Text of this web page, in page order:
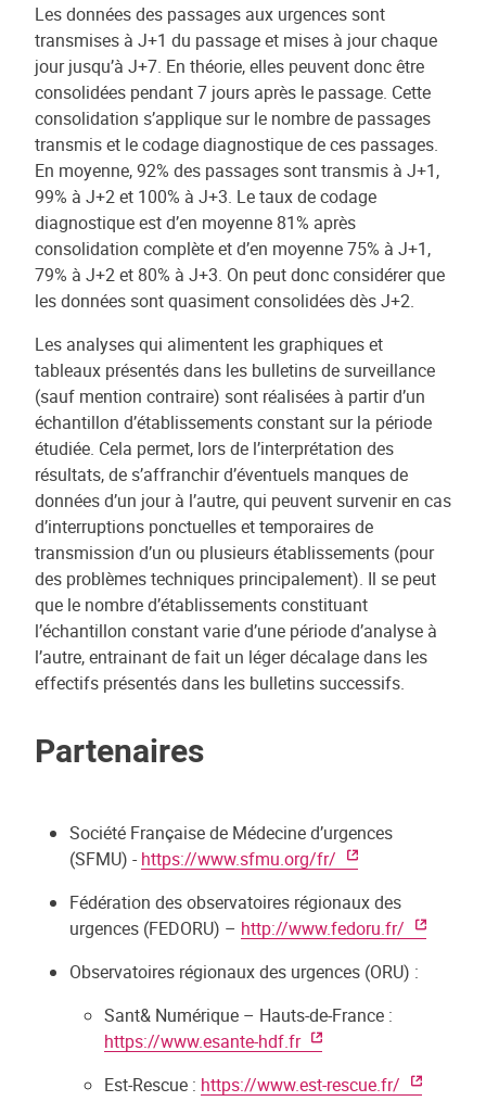
Les données des passages aux urgences sont
transmises à J+1 du passage et mises à jour chaque
jour jusqu’à J+7. En théorie, elles peuvent donc être
consolidées pendant 7 jours après le passage. Cette
consolidation s’applique sur le nombre de passages
transmis et le codage diagnostique de ces passages.
En moyenne, 92% des passages sont transmis à J+1,
99% à J+2 et 100% à J+3. Le taux de codage
diagnostique est d’en moyenne 81% après
consolidation complète et d’en moyenne 75% à J+1,
79% à J+2 et 80% à J+3. On peut donc considérer que
les données sont quasiment consolidées dès J+2.
Les analyses qui alimentent les graphiques et
tableaux présentés dans les bulletins de surveillance
(sauf mention contraire) sont réalisées à partir d’un
échantillon d’établissements constant sur la période
étudiée. Cela permet, lors de l’interprétation des
résultats, de s’affranchir d’éventuels manques de
données d’un jour à l’autre, qui peuvent survenir en cas
d’interruptions ponctuelles et temporaires de
transmission d’un ou plusieurs établissements (pour
des problèmes techniques principalement). Il se peut
que le nombre d’établissements constituant
l’échantillon constant varie d’une période d’analyse à
l’autre, entrainant de fait un léger décalage dans les
effectifs présentés dans les bulletins successifs.
Partenaires
Société Française de Médecine d’urgences
(SFMU) - https://www.sfmu.org/fr/
Fédération des observatoires régionaux des
urgences (FEDORU) – http://www.fedoru.fr/
Observatoires régionaux des urgences (ORU) :
Sant& Numérique – Hauts-de-France :
https://www.esante-hdf.fr
Est-Rescue : https://www.est-rescue.fr/